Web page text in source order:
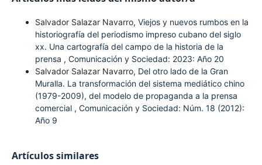
Salvador Salazar Navarro, Viejos y nuevos rumbos en la
historiografía del periodismo impreso cubano del siglo
xx. Una cartografía del campo de la historia de la
prensa , Comunicación y Sociedad: 2023: Año 20
Salvador Salazar Navarro, Del otro lado de la Gran
Muralla. La transformación del sistema mediático chino
(1979-2009), del modelo de propaganda a la prensa
comercial , Comunicación y Sociedad: Núm. 18 (2012):
Año 9
Artículos similares